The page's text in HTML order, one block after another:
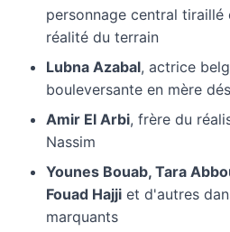
personnage central tiraillé
réalité du terrain
Lubna Azabal, actrice
bouleversante en mère
Amir El Arbi, frère du
Nassim
Younes Bouab, Tara
Fouad Hajji et d'autres
marquants